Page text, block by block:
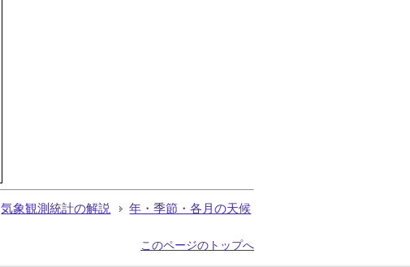
気象観測統計の解説 年・季節・各月の天候
このページのトップへ